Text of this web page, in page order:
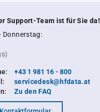
Support-Team ist für Sie da!
Donnerstag:
+43 1 981 16 - 800
servicedesk@hfdata.at
Zu den FAQ